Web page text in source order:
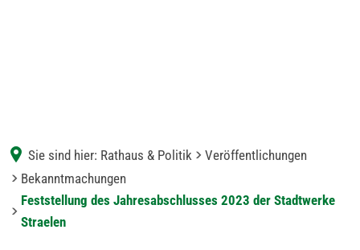
Sie sind hier: Rathaus & Politik
Veröffentlichungen
Bekanntmachungen
Feststellung des Jahresabschlusses 2023 der Stadtwerke
Straelen